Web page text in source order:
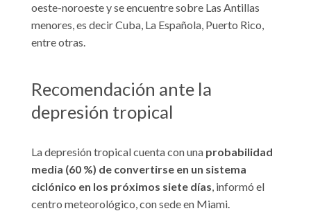
oeste-noroeste y se encuentre sobre Las Antillas
menores, es decir Cuba, La Española, Puerto Rico,
entre otras.
Recomendación ante la
depresión tropical
La depresión tropical cuenta con una probabilidad
media (60 %) de convertirse en un sistema
ciclónico en los próximos siete días, informó el
centro meteorológico, con sede en Miami.